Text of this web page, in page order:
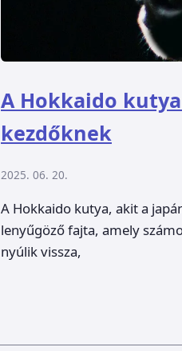
A Hokkaido
kezdőknek
2025. 06. 20.
A Hokkaido kutya, akit a
lenyűgöző fajta, amely
nyúlik vissza,